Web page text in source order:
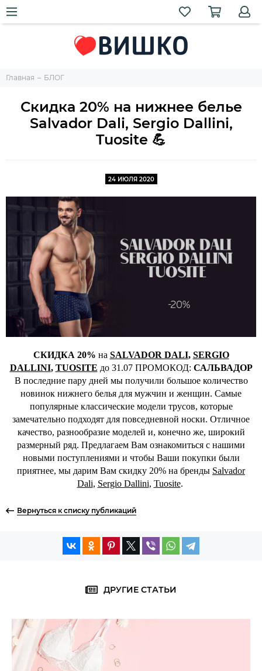
Главная БЛОГ
Скидка 20% на нижнее белье
Salvador Dali, Sergio Dallini,
Tuosite 💪
24 ИЮЛЯ 2020
СКИДКА 20% на SALVADOR DALI, SERGIO
DALLINI, TUOSITE до 31.07 ПРОМОКОД: САЛЬВАДОР
В последние пару дней мы получили большое количество
новинок нижнего белья для мужчин и женщин. Самые
популярные классические модели трусов, которые
замечательно подходят для повседневной носки. Отличное
качество, разнообразие моделей и, конечно же, широкий
размерный ряд. Предлагаем Вам ознакомиться с нашими
новыми поступлениями и чтобы Ваши покупки были
приятнее, мы дарим Вам скидку 20% на бренды Salvador
Dali, Sergio Dallini, Tuosite.
Вернуться к списку публикаций
ДРУГИЕ СТАТЬИ